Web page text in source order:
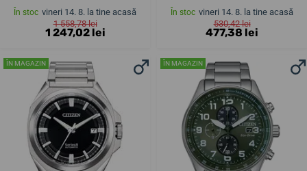
În stoc vineri 14. 8. la tine acasă
1 558,78 lei
1 247,02 lei
În stoc vineri 14. 8. la tine acasă
530,42 lei
477,38 lei
ÎN MAGAZIN ÎN MAGAZIN